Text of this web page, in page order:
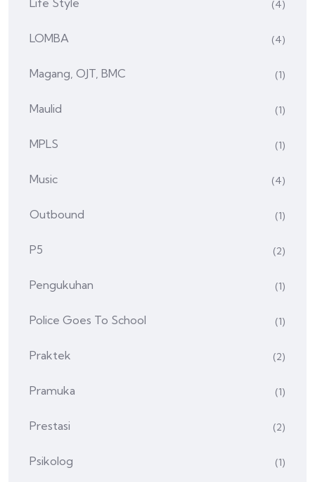
(4)
LOMBA (4)
Magang, OJT, BMC (1)
Maulid (1)
MPLS (1)
Music (4)
Outbound (1)
P5 (2)
Pengukuhan (1)
Police Goes To School (1)
Praktek (2)
Pramuka (1)
Prestasi (2)
Psikolog (1)